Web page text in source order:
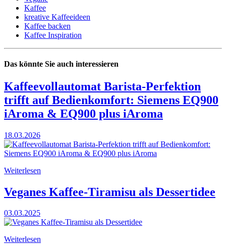
Kaffee
kreative Kaffeeideen
Kaffee backen
Kaffee Inspiration
Das könnte Sie auch interessieren
Kaffeevollautomat Barista-Perfektion
trifft auf Bedienkomfort: Siemens EQ900
iAroma & EQ900 plus iAroma
18.03.2026
Weiterlesen
Veganes Kaffee-Tiramisu als Dessertidee
03.03.2025
Weiterlesen